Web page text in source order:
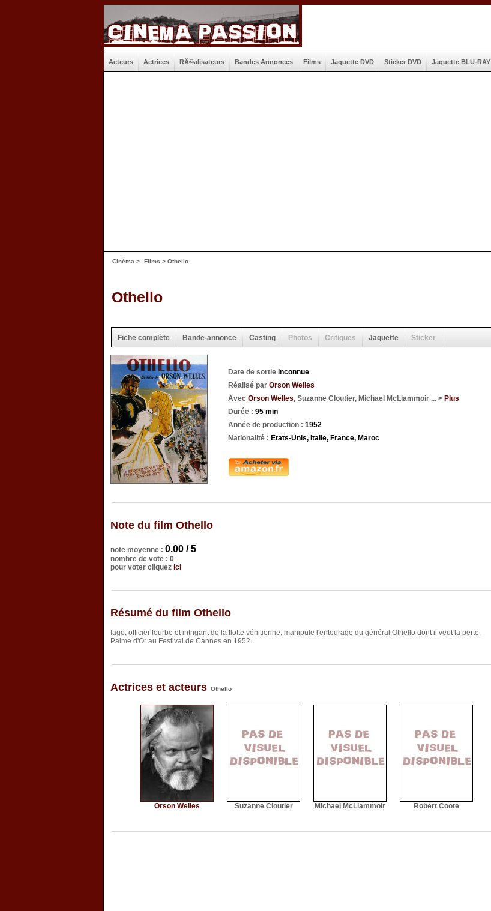
Acteurs Actrices RÃ©alisateurs Bandes Annonces Films Jaquette DVD Sticker DVD Jaquette BLU-RAY
Cinéma > Films > Othello
Othello
Fiche complète Bande-annonce Casting Photos Critiques Jaquette Sticker
Date de sortie inconnue
Réalisé par Orson Welles
Avec Orson Welles, Suzanne Cloutier, Michael McLiammoir ... > Plus
Durée : 95 min
Année de production : 1952
Nationalité : Etats-Unis, Italie, France, Maroc
Note du film Othello
note moyenne : 0.00 / 5
nombre de vote : 0
pour voter cliquez ici
Résumé du film Othello
Iago, officier fourbe et intrigant de la flotte vénitienne, manipule l'entourage du général Othello dont il veut la perte.
Palme d'Or au Festival de Cannes en 1952.
Actrices et acteurs Othello
Orson Welles Suzanne Cloutier Michael McLiammoir Robert Coote